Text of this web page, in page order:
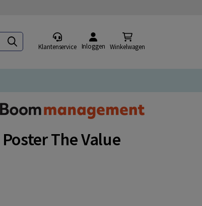
Klantenservice Inloggen Winkelwagen
The Value